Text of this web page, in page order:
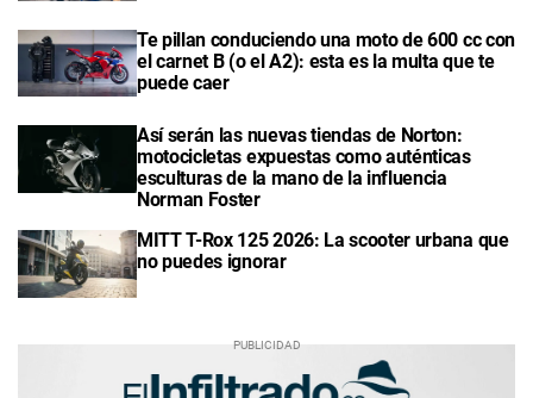
Te pillan conduciendo una moto de 600 cc con
el carnet B (o el A2): esta es la multa que te
puede caer
Así serán las nuevas tiendas de Norton:
motocicletas expuestas como auténticas
esculturas de la mano de la influencia
Norman Foster
MITT T-Rox 125 2026: La scooter urbana que
no puedes ignorar